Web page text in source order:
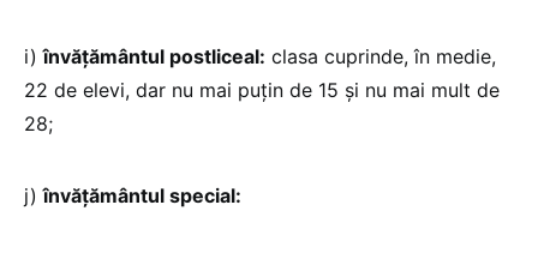
i)învățământul postliceal: clasa cuprinde, în medie,
22 de elevi, dar nu mai puțin de 15 și nu mai mult de
28;
j)învățământul special: